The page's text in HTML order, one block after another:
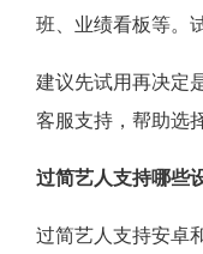
班、业绩看板等。
建议先试用再决定
客服支持，帮助选
过简艺人支持哪些
过简艺人支持安卓